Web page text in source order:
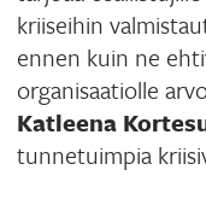
kriiseihin
ennen kuin ne
organisaatiolle
Katleena
tunnetuimpia